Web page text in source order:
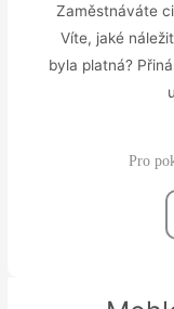
Zaměstnáváte
Víte, jaké
byla platná?
Pro